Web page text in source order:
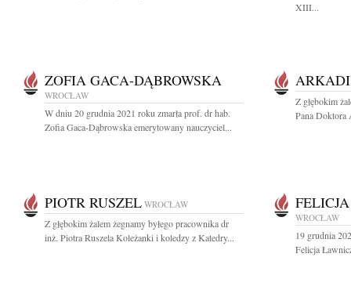
XIII...
ZOFIA GACA-DĄBROWSKA
WROCŁAW
W dniu 20 grudnia 2021 roku zmarła prof. dr hab.
Zofia Gaca-Dąbrowska emerytowany nauczyciel...
Z głębokim
Pana Doktora
PIOTR RUSZEL WROCŁAW
Z głębokim żalem żegnamy byłego pracownika dr
inż. Piotra Ruszela Koleżanki i koledzy z Katedry...
WROCŁAW
19 grudnia
Felicja